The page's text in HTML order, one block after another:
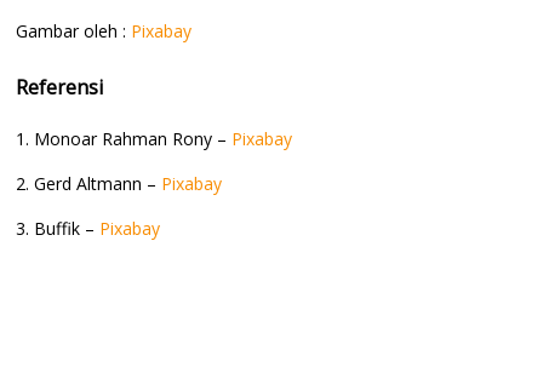
Gambar oleh : Pixabay
Referensi
1. Monoar Rahman Rony – Pixabay
2. Gerd Altmann – Pixabay
3. Buffik – Pixabay